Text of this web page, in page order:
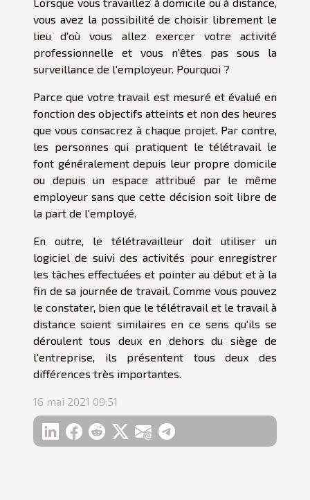
vous avez la possibilité de choisir librement le
lieu d'où vous allez exercer votre activité
professionnelle et vous n'êtes pas sous la
surveillance de l'employeur. Pourquoi ?
Parce que votre travail est mesuré et évalué en
fonction des objectifs atteints et non des heures
que vous consacrez à chaque projet. Par contre,
les personnes qui pratiquent le télétravail le
font généralement depuis leur propre domicile
ou depuis un espace attribué par le même
employeur sans que cette décision soit libre de
la part de l'employé.
En outre, le télétravailleur doit utiliser un
logiciel de suivi des activités pour enregistrer
les tâches effectuées et pointer au début et à la
fin de sa journée de travail. Comme vous pouvez
le constater, bien que le télétravail et le travail à
distance soient similaires en ce sens qu'ils se
déroulent tous deux en dehors du siège de
l'entreprise, ils présentent tous deux des
différences très importantes.
16 mai 2021 09:51